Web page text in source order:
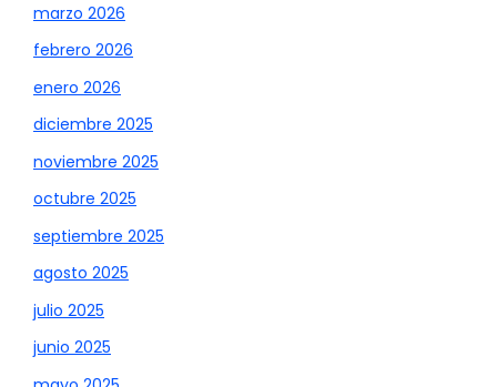
marzo 2026
febrero 2026
enero 2026
diciembre 2025
noviembre 2025
octubre 2025
septiembre 2025
agosto 2025
julio 2025
junio 2025